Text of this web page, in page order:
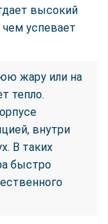
высокий
чем успевает
жару или на
тепло.
внутри
В таких
быстро